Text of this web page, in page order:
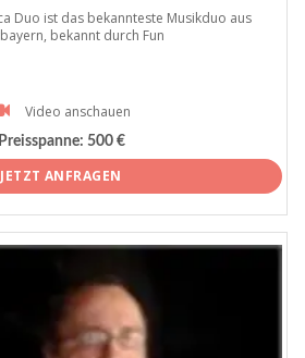
Duo ist das bekannteste Musikduo aus
bekannt durch Fun
Video anschauen
Preisspanne: 500 €
JETZT ANFRAGEN